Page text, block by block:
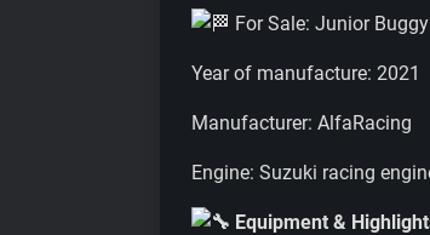
For Sale: Junior
Year of manufacture: 2021
Manufacturer: AlfaRacing
Engine: Suzuki racing
Equipment &